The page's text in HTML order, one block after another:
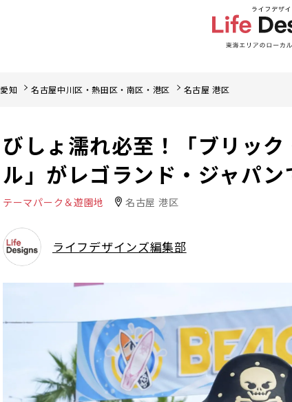
愛知 名古屋中川区・熱田区・南区・港区 名古屋 港区
びしょ濡れ必至！「ブリッ
ル」がレゴランド・ジャパン
テーマパーク＆遊園地 名古屋 港区
ライフデザインズ編集部